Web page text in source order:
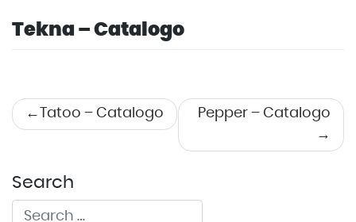
Tekna – Catalogo
Navigazione
Tatoo – Catalogo Pepper – Catalogo
Search